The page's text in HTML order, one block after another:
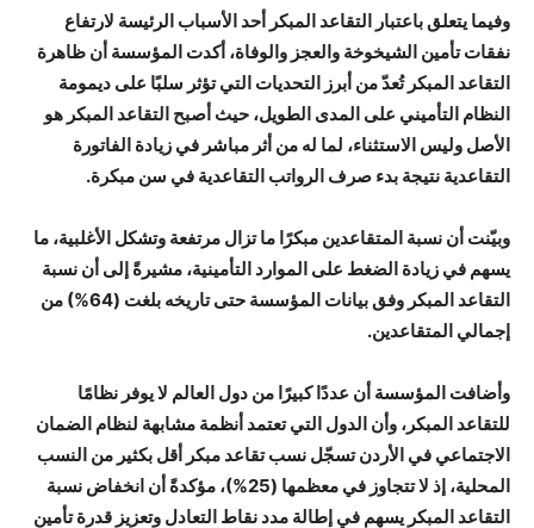
وفيما يتعلق باعتبار التقاعد المبكر أحد الأسباب الرئيسة لارتفاع
نفقات تأمين الشيخوخة والعجز والوفاة، أكدت المؤسسة أن ظاهرة
التقاعد المبكر تُعدّ من أبرز التحديات التي تؤثر سلبًا على ديمومة
النظام التأميني على المدى الطويل، حيث أصبح التقاعد المبكر هو
الأصل وليس الاستثناء، لما له من أثر مباشر في زيادة الفاتورة
التقاعدية نتيجة بدء صرف الرواتب التقاعدية في سن مبكرة.
وبيّنت أن نسبة المتقاعدين مبكرًا ما تزال مرتفعة وتشكل الأغلبية، ما
يسهم في زيادة الضغط على الموارد التأمينية، مشيرةً إلى أن نسبة
التقاعد المبكر وفق بيانات المؤسسة حتى تاريخه بلغت (64%) من
إجمالي المتقاعدين.
وأضافت المؤسسة أن عددًا كبيرًا من دول العالم لا يوفر نظامًا
للتقاعد المبكر، وأن الدول التي تعتمد أنظمة مشابهة لنظام الضمان
الاجتماعي في الأردن تسجّل نسب تقاعد مبكر أقل بكثير من النسب
المحلية، إذ لا تتجاوز في معظمها (25%)، مؤكدةً أن انخفاض نسبة
التقاعد المبكر يسهم في إطالة مدد نقاط التعادل وتعزيز قدرة تأمين